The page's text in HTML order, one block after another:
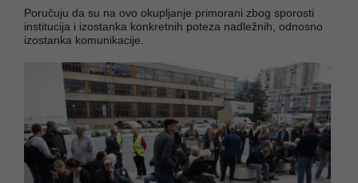
Poručuju da su na ovo okupljanje primorani zbog sporosti
institucija i izostanka konkretnih poteza nadležnih, odnosno
izostanka komunikacije.